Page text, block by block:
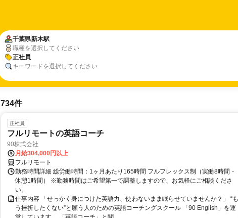
千葉県新木駅
職種を選択してください
正社員
キーワードを選択してください
734件
正社員
フルリモートの英語コーチ
90株式会社
月給304,000円以上
フルリモート
勤務時間詳細 総労働時間：1ヶ月あたり165時間 フルフレックス制（実働8時間・
休憩1時間） ※勤務時間はご希望第一で調整しますので、お気軽にご相談くださ
い。
仕事内容 「せっかく身につけた英語力、使わないまま眠らせていませんか？」 “も
う挫折したくない”と願う人のための英語コーチングスクール 「90 English」を運